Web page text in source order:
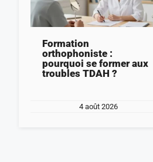
Formation
orthophoniste :
pourquoi se former aux
troubles TDAH ?
4 août 2026